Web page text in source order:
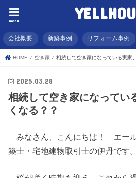
menu
会社概要 新築事例 リフォーム事例
HOME 空き家 相続して空き家になっている実家
2025.03.28
相続して空き家になってい
くなる？？
みなさん、こんにちは！ エー
築士・宅地建物取引士の伊丹です。